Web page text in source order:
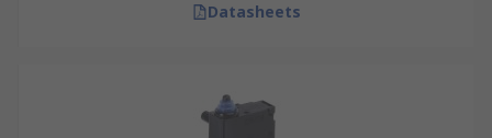
Datasheets